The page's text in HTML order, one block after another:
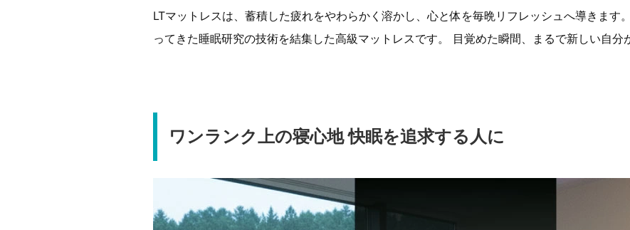
LTマットレスは、蓄積した疲れをやわらかく溶かし、心と体を毎晩リフレッシュへ導きます
ってきた睡眠研究の技術を結集した高級マットレスです。 目覚めた瞬間、まるで新しい自分
ワンランク上の寝心地 快眠を追求する人に